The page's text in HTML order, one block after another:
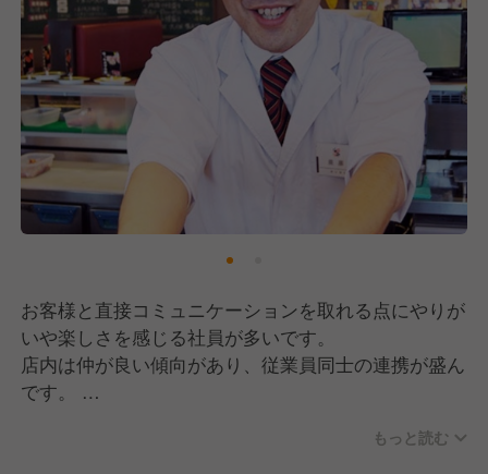
お客様と直接コミュニケーションを取れる点にやりが
いや楽しさを感じる社員が多いです。
店内は仲が良い傾向があり、従業員同士の連携が盛ん
です。
もっと読む